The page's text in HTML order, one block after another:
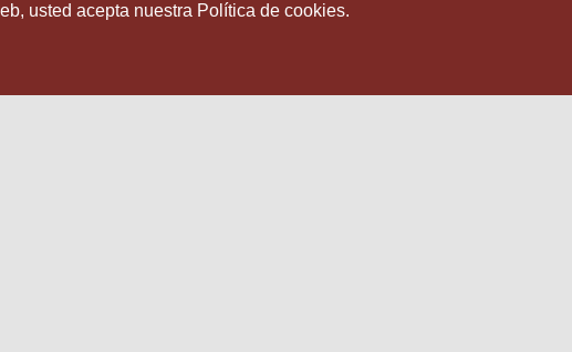
usted acepta nuestra Política de cookies.